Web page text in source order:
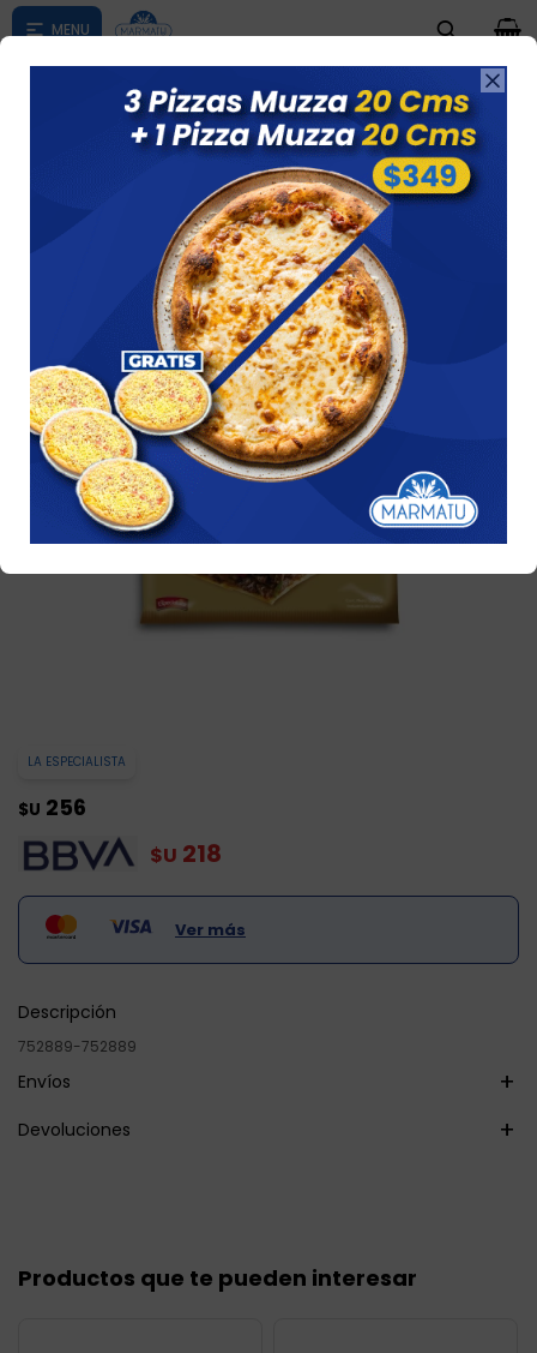

según su zona
0

Tapa Rectang. Casera La Especialista
LA ESPECIALISTA
$U 256
$U 218
Ver más
Descripción
752889-752889
Envíos
Devoluciones
Productos que te pueden interesar